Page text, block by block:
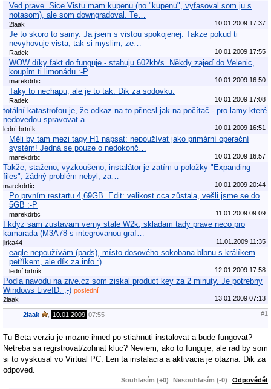
Ved prave. Sice Vistu mam kupenu (no "kupenu", vyfasoval som ju s
notasom), ale som downgradoval. Te…
2laak 10.01.2009 17:37
Je to skoro to samy. Ja jsem s vistou spokojenej. Takze pokud ti
nevyhovuje vista, tak si myslim, ze…
Radek 10.01.2009 17:55
WOW díky fakt do funguje - stahuju 602kb/s. Někdy zajeď do Velenic,
koupím ti limonádu :-P
marekdrtic 10.01.2009 16:50
Taky to nechapu, ale je to tak. Dik za sodovku.
Radek 10.01.2009 17:08
totální katastrofou je, že odkaz na to přinesl jak na počítač - pro lamy které
nedovedou spravovat a…
lední brtník 10.01.2009 16:51
Měli by tam mezi tagy H1 napsat: nepoužívat jako primární operační
systém! Jedná se pouze o nedokonč…
marekdrtic 10.01.2009 16:57
Takže, staženo, vyzkoušeno, instalátor je zatím u položky "Expanding
files", žádný problém nebyl, za…
marekdrtic 10.01.2009 20:44
Po prvním restartu 4,69GB. Edit: velikost cca zůstala, vešli jsme se do
5GB :-P
marekdrtic 11.01.2009 09:09
I kdyz sam zustavam verny stale W2k, skladam tady prave neco pro
kamarada (M3A78 s integrovanou graf…
jirka44 11.01.2009 11:35
eagle nepoužívám (pads), místo dosového sokobana blbnu s králíkem
petříkem, ale dík za info :)
lední brtník 12.01.2009 17:58
Podla navodu na zive.cz som ziskal product key za 2 minuty. Je potrebny
Windows LiveID. ;-) poslední
2laak
13.01.2009 07:13
2laak 10.01.2009 07:55 #1
Tu Beta verziu je mozne ihned po stiahnuti instalovat a bude fungovat?
Netreba sa registrovat/zohnat kluc? Neviem, ako to funguje, ale rad by som
si to vyskusal vo Virtual PC. Len ta instalacia a aktivacia je otazna. Dik za
odpoved.
Souhlasím (+0) Nesouhlasím (-0) Odpovědět